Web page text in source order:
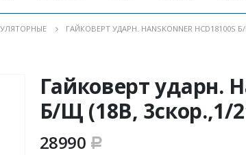
ГАЙКОВЕРТ УДАРН. HANSKONNER HCD18100S
Гайковерт ударн.
Б/Щ (18В, 3скор.,1/
28990 Р